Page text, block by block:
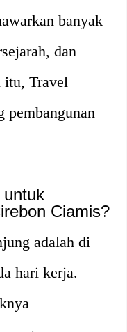
banyak
dan
itu, Travel
pembangunan
untuk
Ciamis?
adalah di
hari kerja.